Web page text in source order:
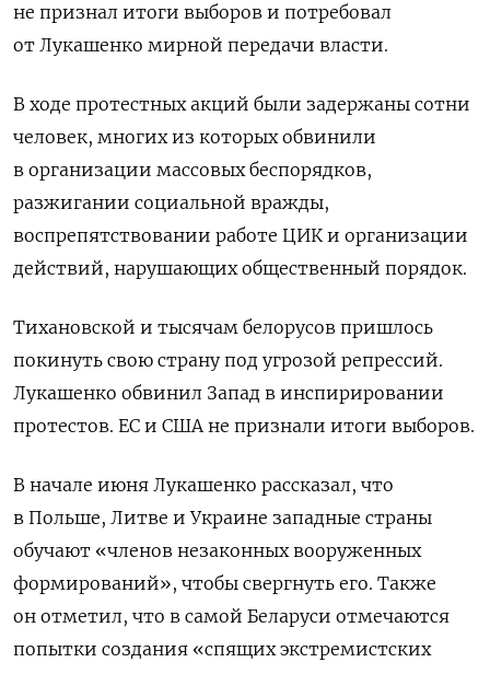
не признал итоги выборов и потребовал
от Лукашенко мирной передачи власти.
В ходе протестных акций были задержаны сотни
человек, многих из которых обвинили
в организации массовых беспорядков,
разжигании социальной вражды,
воспрепятствовании работе ЦИК и организации
действий, нарушающих общественный порядок.
Тихановской и тысячам белорусов пришлось
покинуть свою страну под угрозой репрессий.
Лукашенко обвинил Запад в инспирировании
протестов. ЕС и США не признали итоги выборов.
В начале июня Лукашенко рассказал, что
в Польше, Литве и Украине западные страны
обучают «членов незаконных вооруженных
формирований», чтобы свергнуть его. Также
он отметил, что в самой Беларуси отмечаются
попытки создания «спящих экстремистских